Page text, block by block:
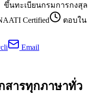
ขึ้นทะเบียนกรมการกงสุล
Certified
ตอบใน
Email
สารทุกภาษาทั่ว